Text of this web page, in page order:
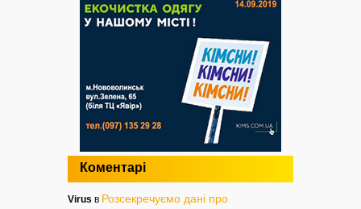
Коментарі
Virus в Розсекречуємо дані про